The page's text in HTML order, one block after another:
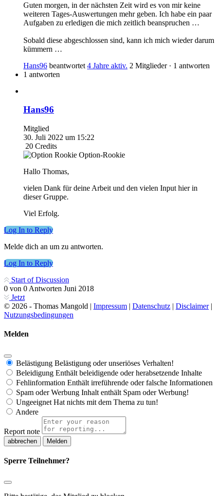
Guten morgen, in der nächsten Zeit wird es von mir keine
weiteren Tages-Auswertungen mehr geben. Ich habe ein paar
Aufgaben zu erledigen die mich zeitlich beanspruchen …
Sobald diese abgeschlossen sind, kann ich mich wieder darum
kümmern …
Hans96 beantwortet 4 Jahre aktiv. 2 Mitglieder · 1 antworten
1 antworten
Hans96
Mitglied
30. Juli 2022 um 15:22
20 Credits
Option-Rookie
Hallo Thomas,
vielen Dank für deine Arbeit und den vielen Input hier in
dieser Gruppe.
Viel Erfolg.
Log In to Reply
Melde dich an um zu antworten.
Log In to Reply
Start of Discussion
0 von 0 Antworten Juni 2018
Jetzt
© 2026 - Thomas Mangold | Impressum | Datenschutz | Disclaimer|
Nutzungsbedingungen
Melden
Belästigung Belästigung oder unseriöses Verhalten!
Beleidigung Enthält beleidigende oder herabsetzende Inhalte
Fehlinformation Enthält irreführende oder falsche Informationen
Spam oder Werbung Inhalt enthält Spam oder Werbung!
Ungeeignet Hat nichts mit dem Thema zu tun!
Andere
Report note
Melden
Sperre Teilnehmer?